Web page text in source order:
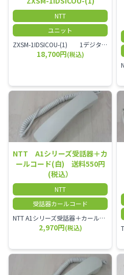
NTT
ユニット
ZXSM-1IDSICOU-(1) 1デジタル局線ユニット
18,700円(税込)
NTT A1シリーズ受話器＋カ
ールコード(白) 送料550円
(税込）
NTT
受話器カールコード
NTT A1シリーズ受話器＋カールコード セット／本商品は中古品となります。 写真では分かりにくいキズ・汚れなどの使用感があります。 経年変化で日焼けの色味が強くなる場合がございます。 予めご理解・ご了承頂きますようお願いいたします。
2,970円(税込)